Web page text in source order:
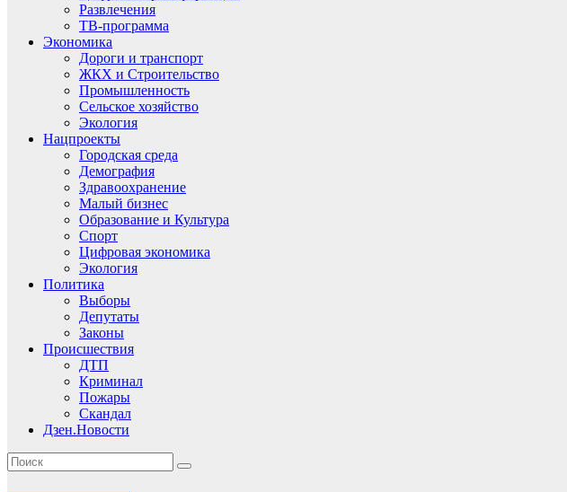
Развлечения
ТВ-программа
Экономика
Дороги и транспорт
ЖКХ и Строительство
Промышленность
Сельское хозяйство
Экология
Нацпроекты
Городская среда
Демография
Здравоохранение
Малый бизнес
Образование и Культура
Спорт
Цифровая экономика
Экология
Политика
Выборы
Депутаты
Законы
Происшествия
ДТП
Криминал
Пожары
Скандал
Дзен.Новости